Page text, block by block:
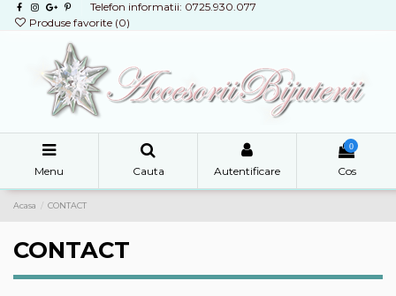
Telefon informatii: 0725.930.077
Produse favorite (0)
Menu Cauta Autentificare
0
Cos
Acasa CONTACT
CONTACT